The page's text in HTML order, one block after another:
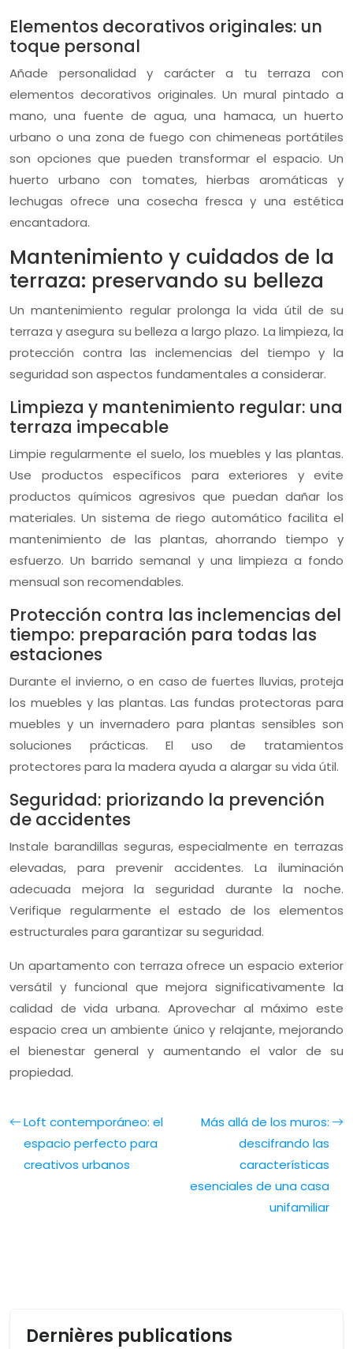
Elementos decorativos originales: un
toque personal
Añade personalidad y carácter a tu terraza con
elementos decorativos originales. Un mural pintado a
mano, una fuente de agua, una hamaca, un huerto
urbano o una zona de fuego con chimeneas portátiles
son opciones que pueden transformar el espacio. Un
huerto urbano con tomates, hierbas aromáticas y
lechugas ofrece una cosecha fresca y una estética
encantadora.
Mantenimiento y cuidados de la
terraza: preservando su belleza
Un mantenimiento regular prolonga la vida útil de su
terraza y asegura su belleza a largo plazo. La limpieza, la
protección contra las inclemencias del tiempo y la
seguridad son aspectos fundamentales a considerar.
Limpieza y mantenimiento regular: una
terraza impecable
Limpie regularmente el suelo, los muebles y las plantas.
Use productos específicos para exteriores y evite
productos químicos agresivos que puedan dañar los
materiales. Un sistema de riego automático facilita el
mantenimiento de las plantas, ahorrando tiempo y
esfuerzo. Un barrido semanal y una limpieza a fondo
mensual son recomendables.
Protección contra las inclemencias del
tiempo: preparación para todas las
estaciones
Durante el invierno, o en caso de fuertes lluvias, proteja
los muebles y las plantas. Las fundas protectoras para
muebles y un invernadero para plantas sensibles son
soluciones prácticas. El uso de tratamientos
protectores para la madera ayuda a alargar su vida útil.
Seguridad: priorizando la prevención
de accidentes
Instale barandillas seguras, especialmente en terrazas
elevadas, para prevenir accidentes. La iluminación
adecuada mejora la seguridad durante la noche.
Verifique regularmente el estado de los elementos
estructurales para garantizar su seguridad.
Un apartamento con terraza ofrece un espacio exterior
versátil y funcional que mejora significativamente la
calidad de vida urbana. Aprovechar al máximo este
espacio crea un ambiente único y relajante, mejorando
el bienestar general y aumentando el valor de su
propiedad.
Loft contemporáneo: el
espacio perfecto para
creativos urbanos
Más allá de los muros:
descifrando las
características
esenciales de una casa
unifamiliar
Dernières publications